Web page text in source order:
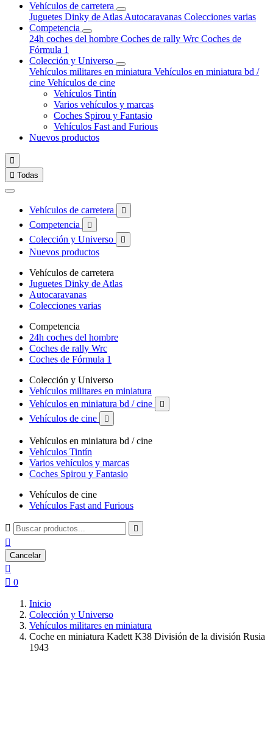
Vehículos de carretera
Juguetes Dinky de Atlas Autocaravanas Colecciones varias
Competencia
24h coches del hombre Coches de rally Wrc Coches de
Fórmula 1
Colección y Universo
Vehículos militares en miniatura Vehículos en miniatura bd /
cine Vehículos de cine
Vehículos Tintín
Varios vehículos y marcas
Coches Spirou y Fantasio
Vehículos Fast and Furious
Nuevos productos

 Todas
Vehículos de carretera 
Competencia 
Colección y Universo 
Nuevos productos
Vehículos de carretera
Juguetes Dinky de Atlas
Autocaravanas
Colecciones varias
Competencia
24h coches del hombre
Coches de rally Wrc
Coches de Fórmula 1
Colección y Universo
Vehículos militares en miniatura
Vehículos en miniatura bd / cine

Vehículos de cine 
Vehículos en miniatura bd / cine
Vehículos Tintín
Varios vehículos y marcas
Coches Spirou y Fantasio
Vehículos de cine
Vehículos Fast and Furious
 

Cancelar

 0
Inicio
Colección y Universo
Vehículos militares en miniatura
Coche en miniatura Kadett K38 División de la división Rusia
1943